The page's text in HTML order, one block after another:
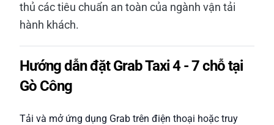
thủ các tiêu chuẩn an toàn của ngành vận tải
hành khách.
Hướng dẫn đặt Grab Taxi 4 - 7 chỗ tại
Gò Công
Tải và mở ứng dụng Grab trên điện thoại hoặc truy